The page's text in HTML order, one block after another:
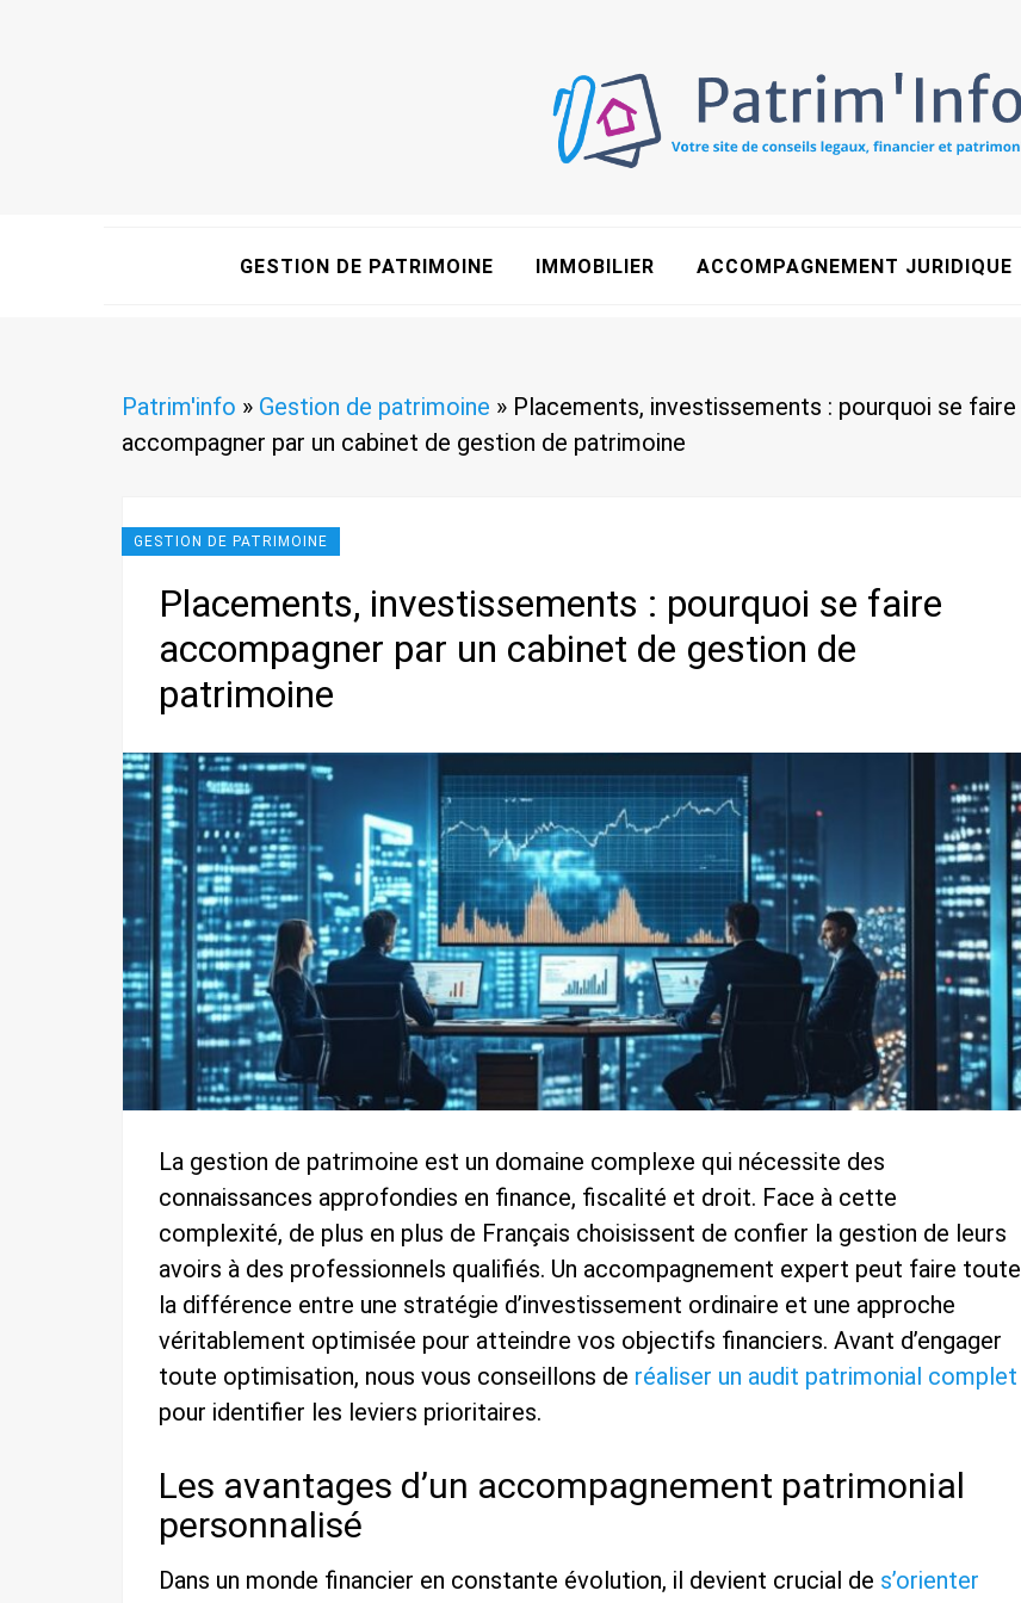
GESTION DE PATRIMOINE IMMOBILIER ACCOMPAGNEMENT JURIDIQUE
Patrim'info » Gestion de patrimoine » Placements, investissements : pourquoi se faire
accompagner par un cabinet de gestion de patrimoine
GESTION DE PATRIMOINE
Placements, investissements : pourquoi se faire
accompagner par un cabinet de gestion de
patrimoine
La gestion de patrimoine est un domaine complexe qui nécessite des
connaissances approfondies en finance, fiscalité et droit. Face à cette
complexité, de plus en plus de Français choisissent de confier la gestion de leurs
avoirs à des professionnels qualifiés. Un accompagnement expert peut faire toute
la différence entre une stratégie d’investissement ordinaire et une approche
véritablement optimisée pour atteindre vos objectifs financiers. Avant d’engager
toute optimisation, nous vous conseillons de réaliser un audit patrimonial complet
pour identifier les leviers prioritaires.
Les avantages d’un accompagnement patrimonial
personnalisé
Dans un monde financier en constante évolution, il devient crucial de s’orienter